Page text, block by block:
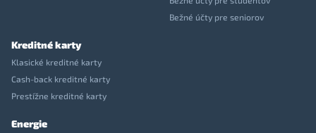
Bežné účty pre seniorov
Kreditné karty
Klasické kreditné karty
Cash-back kreditné karty
Prestížne kreditné karty
Energie